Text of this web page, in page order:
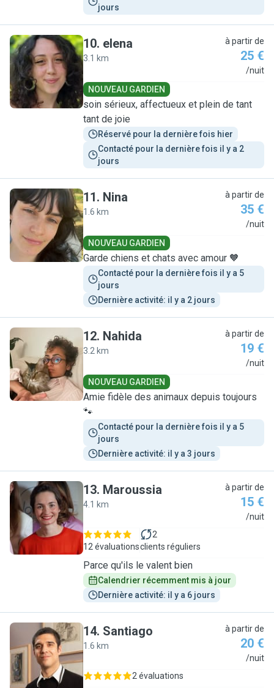
jours
E
10. elena
3.1 km
à partir de
25 €
/nuit
NOUVEAU GARDIEN
soin sérieux, affectueux et plein de tant
tant de joie
Réservé pour la dernière fois hier
Contacté pour la dernière fois il y a 2
jours
N
11. Nina
1.6 km
à partir de
35 €
/nuit
NOUVEAU GARDIEN
Garde chiens et chats avec amour 🧡
Contacté pour la dernière fois il y a 5
jours
Dernière activité: il y a 2 jours
N
12. Nahida
3.2 km
à partir de
19 €
/nuit
NOUVEAU GARDIEN
Amie fidèle des animaux depuis toujours
🐾
Contacté pour la dernière fois il y a 5
jours
Dernière activité: il y a 3 jours
M
13. Maroussia
4.1 km
à partir de
15 €
/nuit
12 évaluations
2
clients réguliers
Parce qu'ils le valent bien
Calendrier récemment mis à jour
Dernière activité: il y a 6 jours
S
14. Santiago
1.6 km
à partir de
20 €
/nuit
2 évaluations